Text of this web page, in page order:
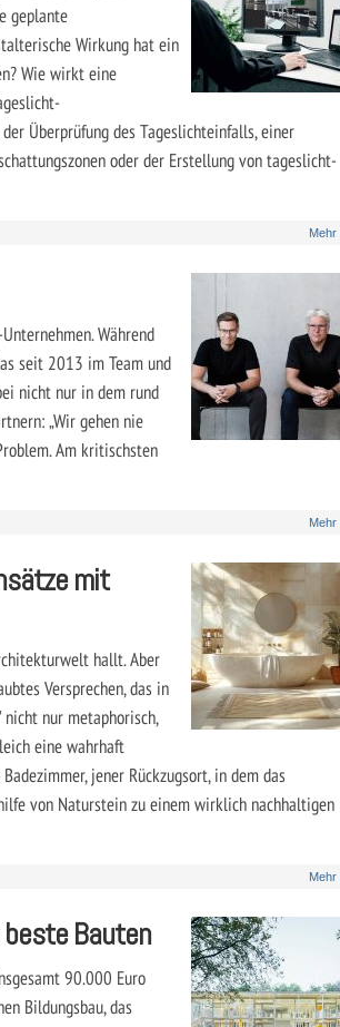
geplante
Wirkung hat ein
Wie wirkt eine
Überprüfung des Tageslichteinfalls, einer
oder der Erstellung von tageslicht-
Mehr
Während
seit 2013 im Team und
nicht nur in dem rund
„Wir gehen nie
Am kritischsten
Mehr
mit
hallt. Aber
Versprechen, das in
nur metaphorisch,
eine wahrhaft
jener Rückzugsort, in dem das
von Naturstein zu einem wirklich nachhaltigen
Mehr
beste Bauten
90.000 Euro
Bildungsbau, das